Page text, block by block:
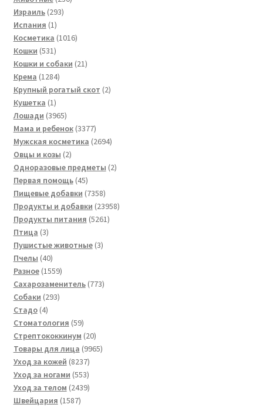
Израиль 293293
Испания 11
товар
Косметика 10161016
Кошки 531531
товар
Кошки и собаки 2121
Крема 12841284
товара
Крупный рогатый скот 22
Кушетка 11
товар
Лошади 39653965
товаров
Мама и ребенок 33773377
товаров
Мужская косметика 26942694
Овцы и козы 22
товара
Одноразовые предметы 22
Первая помощь 4545
товаров
Пищевые добавки 73587358
товаров
Продукты и добавки 2395823958
Продукты питания 52615261
Птица 33
товара
Пушистые животные 33
Пчелы 4040
товаров
Разное 15591559
товаров
Сахарозаменитель 773773
Собаки 293293
Стадо 44
товара
Стоматология 5959
товаров
Стрептококкинум 2020
товаров
Товары для лица 99659965
Уход за кожей 82378237
товаров
Уход за ногами 553553
товара
Уход за телом 24392439
Швейцария 15871587